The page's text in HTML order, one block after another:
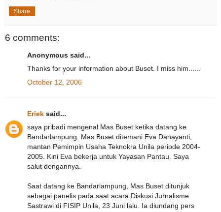
Share
6 comments:
Anonymous said...
Thanks for your information about Buset. I miss him......
October 12, 2006
Eriek said...
saya pribadi mengenal Mas Buset ketika datang ke
Bandarlampung. Mas Buset ditemani Eva Danayanti,
mantan Pemimpin Usaha Teknokra Unila periode 2004-
2005. Kini Eva bekerja untuk Yayasan Pantau. Saya
salut dengannya.
Saat datang ke Bandarlampung, Mas Buset ditunjuk
sebagai panelis pada saat acara Diskusi Jurnalisme
Sastrawi di FISIP Unila, 23 Juni lalu. Ia diundang pers